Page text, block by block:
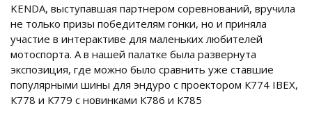
KENDA, выступавшая партнером соревнований, вручила
не только призы победителям гонки, но и приняла
участие в интерактиве для маленьких любителей
мотоспорта. А в нашей палатке была развернута
экспозиция, где можно было сравнить уже ставшие
популярными шины для эндуро с проектором К774 IBEX,
К778 и К779 с новинками К786 и К785